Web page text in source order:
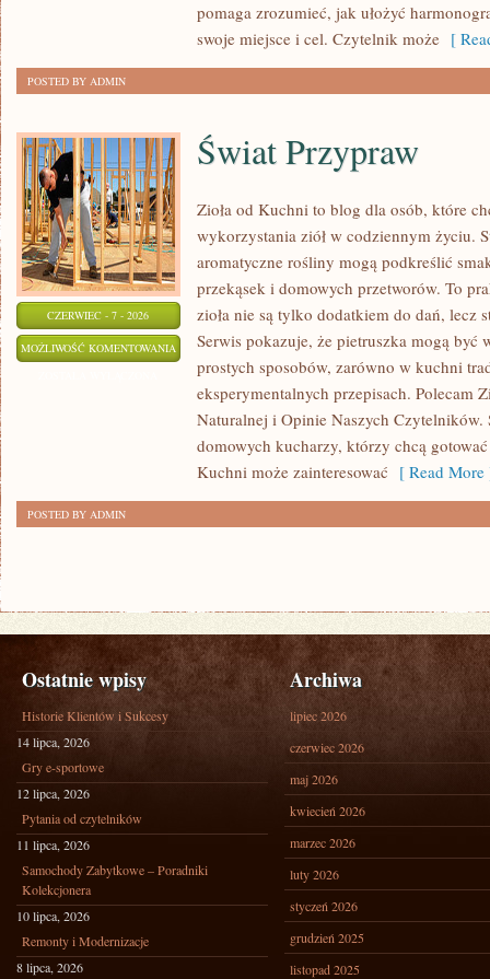
pomaga zrozumieć, jak ułożyć
swoje miejsce i cel. Czytelnik może [
POSTED BY ADMIN
CZERWIEC - 7 - 2026
MOŻLIWOŚĆ KOMENTOWANIA ŚWIAT
PRZYPRAW
Świat Przypraw
Zioła od Kuchni to blog dla osób, które
wykorzystania ziół w codziennym życiu.
aromatyczne rośliny mogą podkreślić
przekąsek i domowych przetworów. To
zioła nie są tylko dodatkiem do dań, lecz
Serwis pokazuje, że pietruszka mogą być
prostych sposobów, zarówno w kuchni
eksperymentalnych przepisach. Polecam
Naturalnej i Opinie Naszych Czytelników.
domowych kucharzy, którzy chcą
Kuchni może zainteresować [ Read More
POSTED BY ADMIN
Ostatnie wpisy
Historie Klientów i Sukcesy
14 lipca, 2026
Gry e-sportowe
12 lipca, 2026
Pytania od czytelników
11 lipca, 2026
Samochody Zabytkowe – Poradniki
Kolekcjonera
10 lipca, 2026
Remonty i Modernizacje
8 lipca, 2026
Archiwa
lipiec 2026
czerwiec 2026
maj 2026
kwiecień 2026
marzec 2026
luty 2026
styczeń 2026
grudzień 2025
listopad 2025